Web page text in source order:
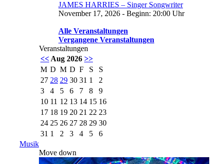
JAMES HARRIES – Singer Songwriter
November 17, 2026 - Beginn: 20:00 Uhr
Alle Veranstaltungen
Vergangene Veranstaltungen
Veranstaltungen
<< Aug 2026 >>
M D M D F S
S
27 28 29 30 31 1
2
3
4 5 6 7 8
9
10 11 12 13 14 15 16
17 18 19 20 21 22 23
24 25 26 27 28 29 30
31 1 2 3 4 5
6
Musik
Move down